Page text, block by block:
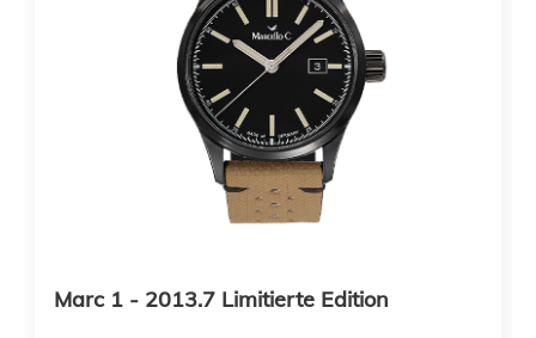
Marc 1 - 2013.7 Limitierte Edition